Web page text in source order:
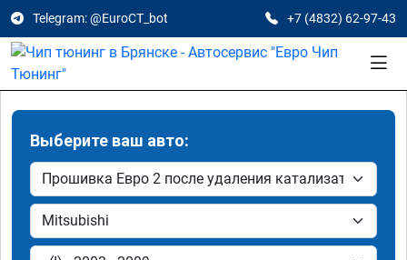
Telegram: @EuroCT_bot +7 (4832) 62-97-43
Выберите ваш авто: